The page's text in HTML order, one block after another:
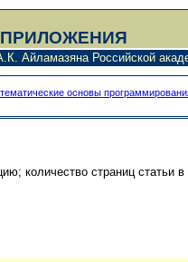
Айламазяна Российской
основы
количество страниц статьи